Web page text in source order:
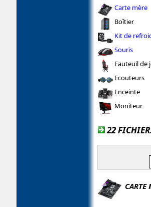
Carte mère
Boîtier
Kit de
Souris
Fauteuil de
Ecouteurs
Enceinte
Moniteur
22
CARTE